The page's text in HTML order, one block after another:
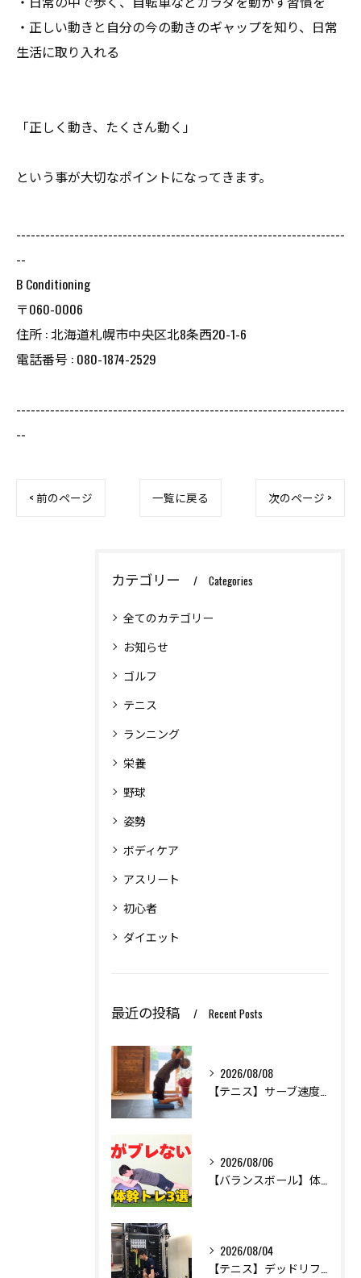
・正しい動きと自分の今の動きのギャップを知り、日常
生活に取り入れる
「正しく動き、たくさん動く」
という事が大切なポイントになってきます。
--------------------------------------------------------------------
--
B Conditioning
〒060-0006
住所 : 北海道札幌市中央区北8条西20-1-6
電話番号 : 080-1874-2529
--------------------------------------------------------------------
--
< 前のページ 一覧に戻る 次のページ >
カテゴリー Categories
全てのカテゴリー
お知らせ
ゴルフ
テニス
ランニング
栄養
野球
姿勢
ボディケア
アスリート
初心者
ダイエット
最近の投稿 Recent Posts
2026/08/08
【テニス】サーブ速度が変わる！体幹と胸の反りを使ったメディシンボールトレーニング
2026/08/06
【バランスボール】体幹トレーニング中級編｜スポーツの軸を安定させる3種目をトレーナーが解説
2026/08/04
【テニス】デッドリフト3種の違い｜守備範囲・サーブが変わる使い分けをトレーナーが解説